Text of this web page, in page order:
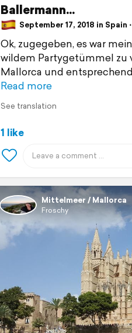
Ballermann...
September 17, 2018 in Spain
Ok, zugegeben, es war
wildem Partygetümmel zu
Mallorca und
Read more
See translation
1 like
Mittelmeer / Mallorca
Froschy